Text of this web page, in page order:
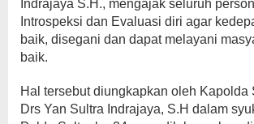
Indrajaya S.H., mengajak seluruh
Introspeksi dan Evaluasi diri agar
baik, disegani dan dapat melayani
baik.
Hal tersebut diungkapkan oleh Kapolda
Drs Yan Sultra Indrajaya, S.H dalam